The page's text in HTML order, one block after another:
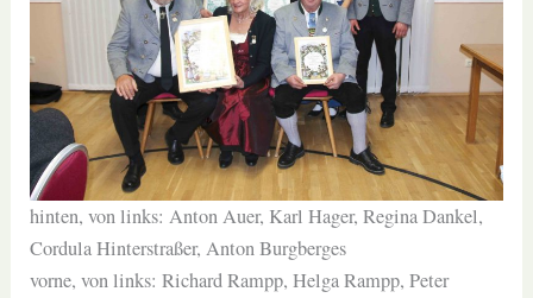
hinten, von links: Anton Auer, Karl Hager, Regina Dankel,
Cordula Hinterstraßer, Anton Burgberges
vorne, von links: Richard Rampp, Helga Rampp, Peter